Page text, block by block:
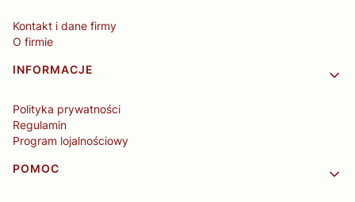
Kontakt i dane firmy
O firmie
INFORMACJE
Polityka prywatności
Regulamin
Program lojalnościowy
POMOC